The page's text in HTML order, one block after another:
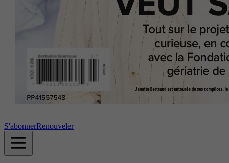
S'abonnerRenouveler